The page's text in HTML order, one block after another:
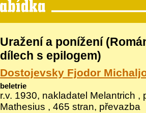
Uražení a ponížení
dílech s epilogem)
Dostojevsky Fjodor
beletrie
r.v. 1930, nakladatel Melantrich ,
Mathesius , 465 stran, převazba